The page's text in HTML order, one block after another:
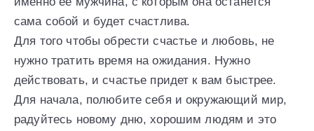
сама собой и будет счастлива.
Для того чтобы обрести счастье и любовь, не
нужно тратить время на ожидания. Нужно
действовать, и счастье придет к вам быстрее.
Для начала, полюбите себя и окружающий мир,
радуйтесь новому дню, хорошим людям и это